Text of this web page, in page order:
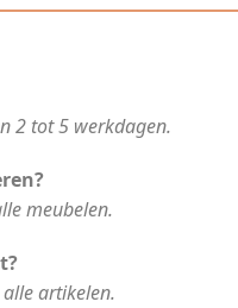
2 tot 5 werkdagen.
meubelen.
artikelen.